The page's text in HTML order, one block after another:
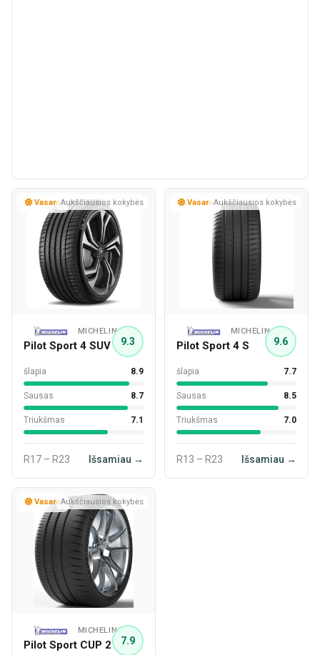
VasaraAukščiausios kokybės
MICHELIN
Pilot Sport 4 SUV 9.3
šlapia 8.9
Sausas 8.7
Triukšmas 7.1
R17 – R23 Išsamiau →
VasaraAukščiausios kokybės
MICHELIN
Pilot Sport 4 S 9.6
šlapia 7.7
Sausas 8.5
Triukšmas 7.0
R13 – R23 Išsamiau →
VasaraAukščiausios kokybės
MICHELIN
Pilot Sport CUP 2 7.9